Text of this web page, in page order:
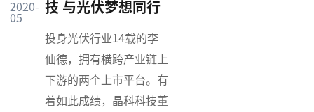
2020-
05
技 与光伏梦想同行
投身光伏行业14载的李
仙德，拥有横跨产业链上
下游的两个上市平台。有
着如此成绩，晶科科技董